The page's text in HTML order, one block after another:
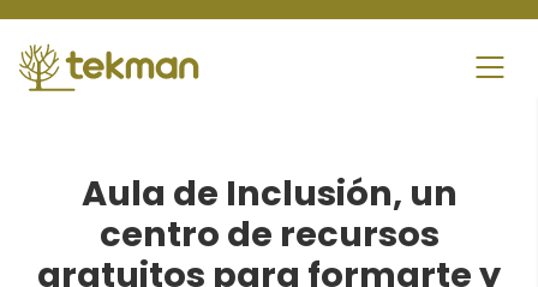
content
Aula de Inclusión, un
centro de recursos
gratuitos para formarte y